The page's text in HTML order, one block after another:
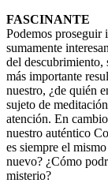
FASCINANTE
Podemos proseguir
sumamente
del descubrimiento,
más importante
nuestro, ¿de quién
sujeto de
atención. En
nuestro auténtico
es siempre el
nuevo? ¿Cómo
misterio?